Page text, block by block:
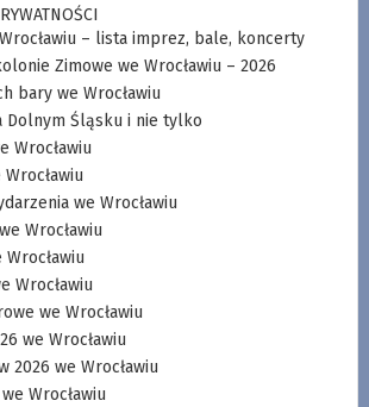
– lista imprez, bale, koncerty
Zimowe we Wrocławiu – 2026
bary we Wrocławiu
Dolnym Śląsku i nie tylko
Wrocławiu
we Wrocławiu
Wrocławiu
Wrocławiu
we Wrocławiu
we Wrocławiu
2026 we Wrocławiu
Wrocławiu